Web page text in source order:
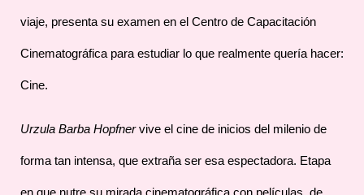
viaje, presenta su examen en el Centro de Capacitación
Cinematográfica para estudiar lo que realmente quería hacer:
Cine.
Urzula Barba Hopfnervive el cine de inicios del milenio de
forma tan intensa, que extraña ser esa espectadora. Etapa
en que nutre su mirada cinematográfica con películas de